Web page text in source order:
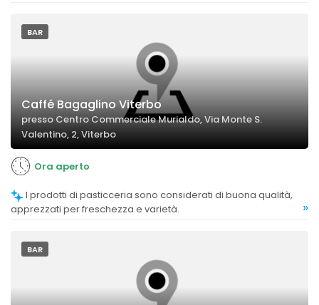
BAR
Caffé Bagaglino Viterbo
presso Centro Commerciale Murialdo, Via Monte S.
Valentino, 2, Viterbo
Ora aperto
apprezzati per freschezza e varietà.
»
BAR